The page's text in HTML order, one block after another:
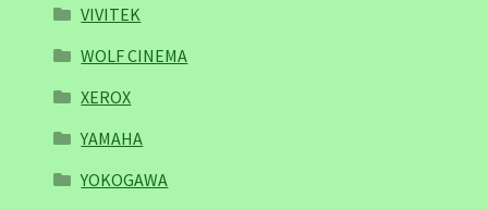
VIVITEK
WOLF CINEMA
XEROX
YAMAHA
YOKOGAWA